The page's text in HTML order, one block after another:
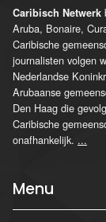
Caribisch Netwerk
Aruba, Bonaire,
Caribische
journalisten volgen
Nederlandse
Arubaanse
Den Haag die
Caribische
onafhankelijk. ...
Menu